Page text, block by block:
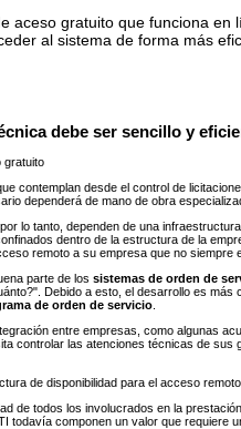
aceso gratuito que funciona
al sistema de forma más
debe ser sencillo y
gratuito
contemplan desde el control de
dependerá de mano de obra
lo tanto, dependen de una
dentro de la estructura de la
remoto a su empresa que no siempre
parte de lossistemas de orden de
Debido a esto, el desarrollo es
de orden de servicio
entre empresas, como algunas
controlar las atenciones técnicas de
de disponibilidad para el acceso
de todos los involucrados en la
todavía componen un valor que requiere